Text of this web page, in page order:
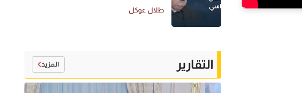
طلال عوكل
التقارير المزيد